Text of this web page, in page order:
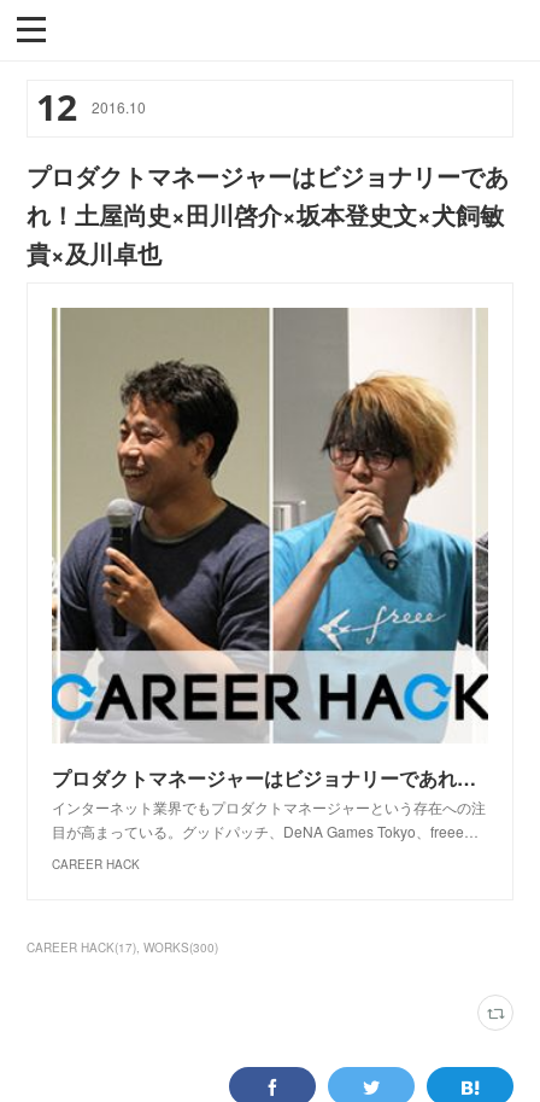
12 2016.10
プロダクトマネージャーはビジョナリーであ
れ！土屋尚史×田川啓介×坂本登史文×犬飼敏
貴×及川卓也
プロダクトマネージャーはビジョナリーであれ！土屋尚史×田川啓介×坂本登史文×犬飼敏貴×及川卓也
インターネット業界でもプロダクトマネージャーという存在への注
目が高まっている。グッドパッチ、DeNA Games Tokyo、freee…
CAREER HACK
CAREER HACK(17) WORKS(300)